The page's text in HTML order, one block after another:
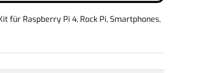
für Raspberry Pi 4, Rock Pi, Smartphones,